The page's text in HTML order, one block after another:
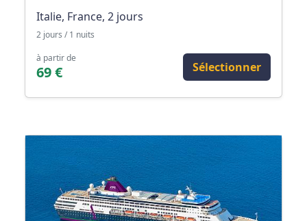
Italie, France, 2 jours
2 jours / 1 nuits
à partir de
69 € Sélectionner